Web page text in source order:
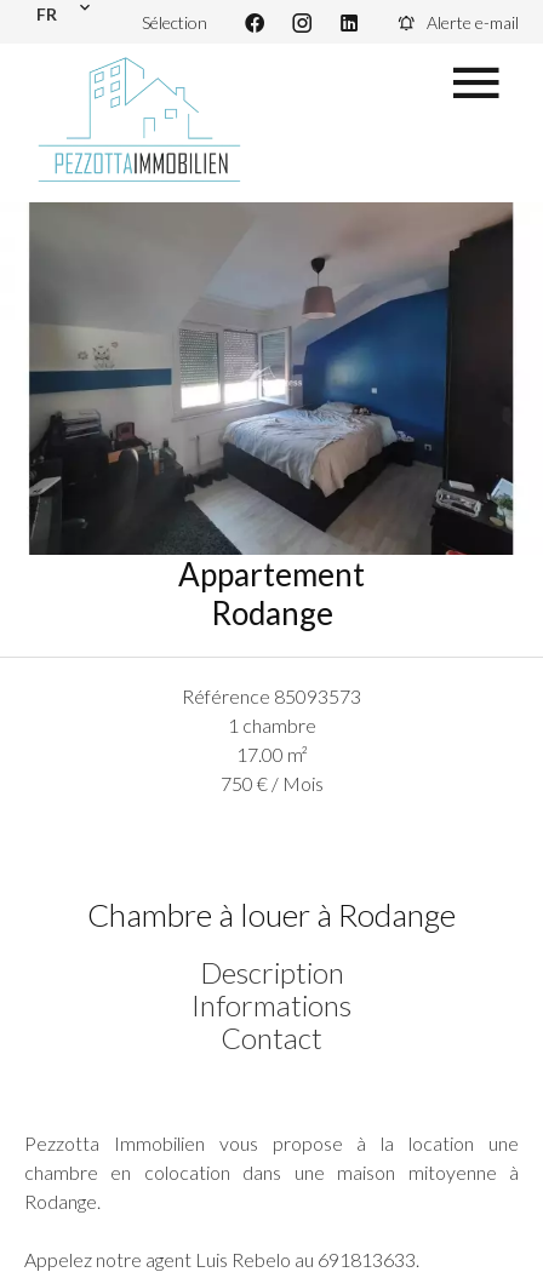
FR Sélection Alerte e-mail
Appartement
Rodange
Référence 85093573
1 chambre
17.00 m²
750 € / Mois
Chambre à louer à Rodange
Description
Informations
Contact
Pezzotta Immobilien vous propose à la location une
chambre en colocation dans une maison mitoyenne à
Rodange.
Appelez notre agent Luis Rebelo au 691813633.